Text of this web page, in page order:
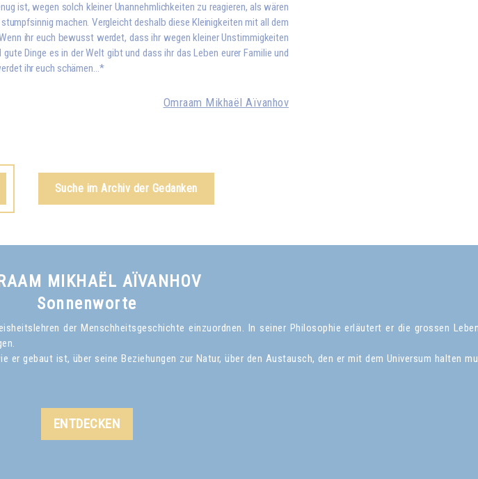
ist, wegen solch kleiner Unannehmlichkeiten zu reagieren, als wären
machen. Vergleicht deshalb diese Kleinigkeiten mit all dem
ihr euch bewusst werdet, dass ihr wegen kleiner Unstimmigkeiten
Dinge es in der Welt gibt und dass ihr das Leben eurer Familie und
ihr euch schämen...*
Omraam Mikhaël Aïvanhov
Suche im Archiv der Gedanken
MIKHAËL AÏVANHOV
Sonnenworte
der Menschheitsgeschichte einzuordnen. In seiner Philosophie erläutert er die grossen
gebaut ist, über seine Beziehungen zur Natur, über den Austausch, den er mit dem Universum halten
ENTDECKEN